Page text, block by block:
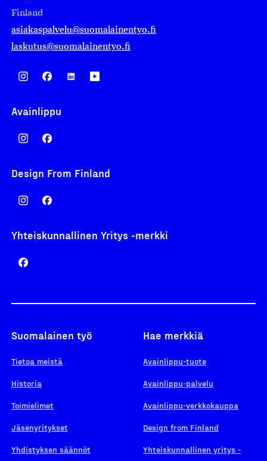
Finland
asiakaspalvelu@suomalainentyo.fi
laskutus@suomalainentyo.fi
Avainlippu
Design From Finland
Yhteiskunnallinen Yritys -merkki
Suomalainen työ
Tietoa meistä
Historia
Toimielimet
Jäsenyritykset
Yhdistyksen säännöt
Hae merkkiä
Avainlippu-tuote
Avainlippu-palvelu
Avainlippu-verkkokauppa
Design from Finland
Yhteiskunnallinen yritys -